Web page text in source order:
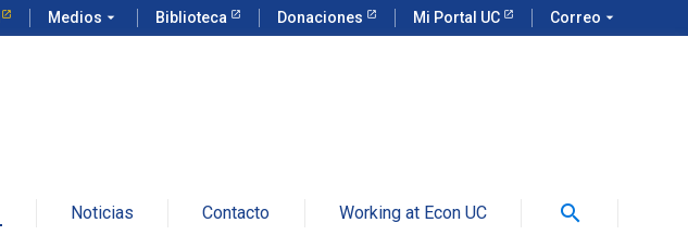
Medios arrow_drop_down Biblioteca Donaciones Mi Portal UC Correo arrow_drop_down
Noticias Contacto Working at Econ UC search